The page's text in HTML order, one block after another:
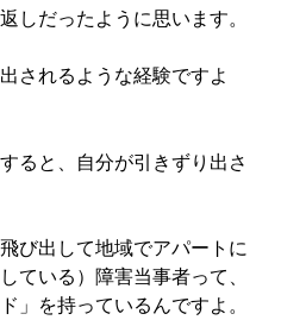
しだったように思います。
されるような経験ですよ
ると、自分が引きずり出さ
び出して地域でアパートに
ている）障害当事者って、
」を持っているんですよ。